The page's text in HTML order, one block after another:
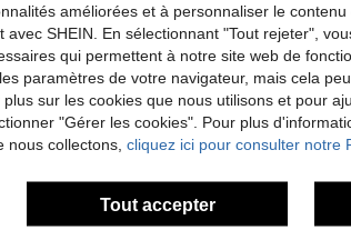
améliorées et à personnaliser le
avec SHEIN. En sélectionnant "Tout rejeter",
qui permettent à notre site web de
paramètres de votre navigateur, mais cela
sur les cookies que nous utilisons et pour
"Gérer les cookies". Pour plus
nous collectons, cliquez ici pour consulter notre
Tout accepter